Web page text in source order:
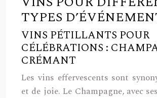
TYPES
VINS PÉTILLANTS POUR
CÉLÉBRATIONS :
CRÉMANT
Les vins effervescents sont
et de joie. Le Champagne, avec